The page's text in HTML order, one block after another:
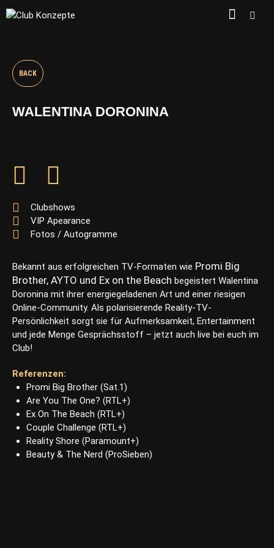
BACK
WALENTINA DORONINA
Clubshows
VIP Apearance
Fotos / Autogramme
Bekannt aus erfolgreichen TV-Formaten wie Promi Big
Brother, AYTO und Ex on the Beach begeistert Walentina
Doronina mit ihrer energiegeladenen Art und einer riesigen
Online-Community. Als polarisierende Reality-TV-
Persönlichkeit sorgt sie für Aufmerksamkeit, Entertainment
und jede Menge Gesprächsstoff – jetzt auch live bei euch im
Club!
Referenzen:
Promi Big Brother (Sat.1)
Are You The One? (RTL+)
Ex On The Beach (RTL+)
Couple Challenge (RTL+)
Reality Shore (Paramount+)
Beauty & The Nerd (ProSieben)